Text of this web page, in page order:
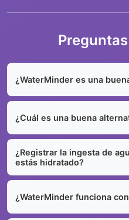
¿WaterMinder es una
¿Cuál es una buena
¿Registrar la ingesta de
estás hidratado?
¿WaterMinder funciona